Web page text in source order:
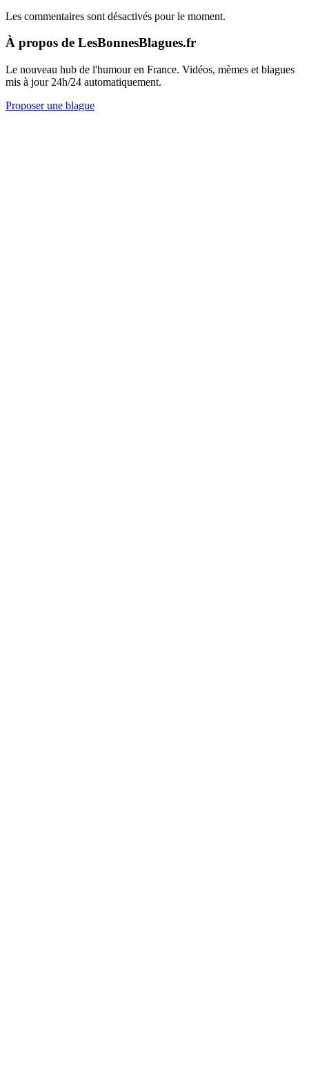
Les commentaires sont désactivés pour le moment.
À propos de LesBonnesBlagues.fr
Le nouveau hub de l'humour en France. Vidéos, mèmes et blagues
mis à jour 24h/24 automatiquement.
Proposer une blague